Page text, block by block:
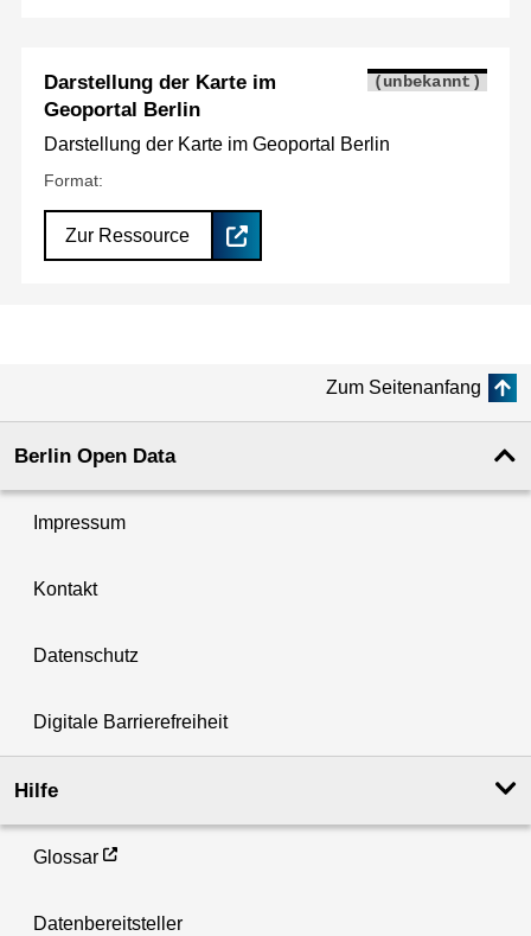
Darstellung der Karte im
Geoportal Berlin
(unbekannt)
Darstellung der Karte im Geoportal Berlin
Format:
Zur Ressource
Zum Seitenanfang
Berlin Open Data
Impressum
Kontakt
Datenschutz
Digitale Barrierefreiheit
Hilfe
Glossar
Datenbereitsteller